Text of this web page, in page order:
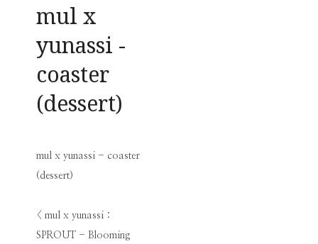
mul x
yunassi -
coaster
(dessert)
mul x yunassi - coaster
(dessert)
< mul x yunassi :
SPROUT - Blooming